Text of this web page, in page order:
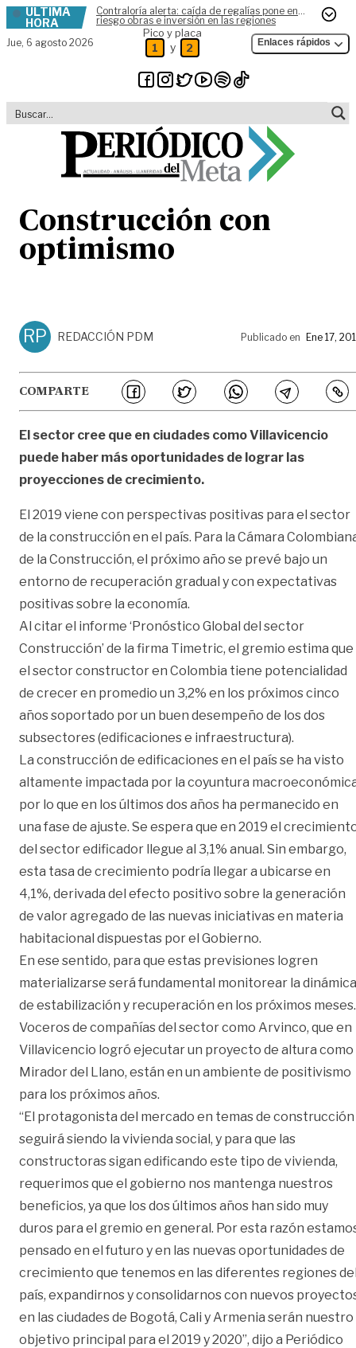
Skip to content
ÚLTIMA
HORA
Contraloría alerta: caída de regalías pone en
riesgo obras e inversión en las regiones
Jue, 6 agosto 2026
Pico y placa
1 y 2 Enlaces rápidos
Construcción con
optimismo
RP REDACCIÓN PDM Publicado en Ene 17,
COMPARTE
El sector cree que en ciudades como Villavicencio
puede haber más oportunidades de lograr las
proyecciones de crecimiento.
El 2019 viene con perspectivas positivas para el sector
de la construcción en el país. Para la Cámara
de la Construcción, el próximo año se prevé bajo un
entorno de recuperación gradual y con expectativas
positivas sobre la economía.
Al citar el informe ‘Pronóstico Global del sector
Construcción’ de la firma Timetric, el gremio estima que
el sector constructor en Colombia tiene potencialidad
de crecer en promedio un 3,2% en los próximos cinco
años soportado por un buen desempeño de los dos
subsectores (edificaciones e infraestructura).
La construcción de edificaciones en el país se ha visto
altamente impactada por la coyuntura
por lo que en los últimos dos años ha permanecido en
una fase de ajuste. Se espera que en 2019 el
del sector edificador llegue al 3,1% anual. Sin embargo,
esta tasa de crecimiento podría llegar a ubicarse en
4,1%, derivada del efecto positivo sobre la generación
de valor agregado de las nuevas iniciativas en materia
habitacional dispuestas por el Gobierno.
En ese sentido, para que estas previsiones logren
materializarse será fundamental monitorear la dinámica
de estabilización y recuperación en los próximos meses.
Voceros de compañías del sector como Arvinco, que en
Villavicencio logró ejecutar un proyecto de altura como
Mirador del Llano, están en un ambiente de positivismo
para los próximos años.
“El protagonista del mercado en temas de construcción
seguirá siendo la vivienda social, y para que las
constructoras sigan edificando este tipo de vivienda,
requerimos que el gobierno nos mantenga nuestros
beneficios, ya que los dos últimos años han sido muy
duros para el gremio en general. Por esta razón
pensado en el futuro y en las nuevas oportunidades de
crecimiento que tenemos en las diferentes regiones
país, expandirnos y consolidarnos con nuevos
en las ciudades de Bogotá, Cali y Armenia serán nuestro
objetivo principal para el 2019 y 2020”, dijo a Periódico